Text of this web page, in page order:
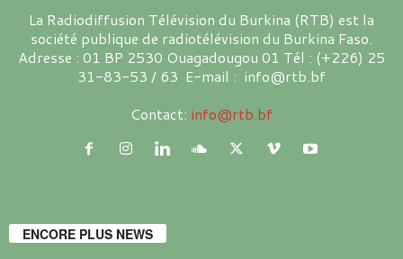
La Radiodiffusion Télévision du Burkina (RTB) est la
société publique de radiotélévision du Burkina Faso.
Adresse : 01 BP 2530 Ouagadougou 01 Tél : (+226) 25
31-83-53 / 63 E-mail : info@rtb.bf
Contact: info@rtb.bf
ENCORE PLUS NEWS